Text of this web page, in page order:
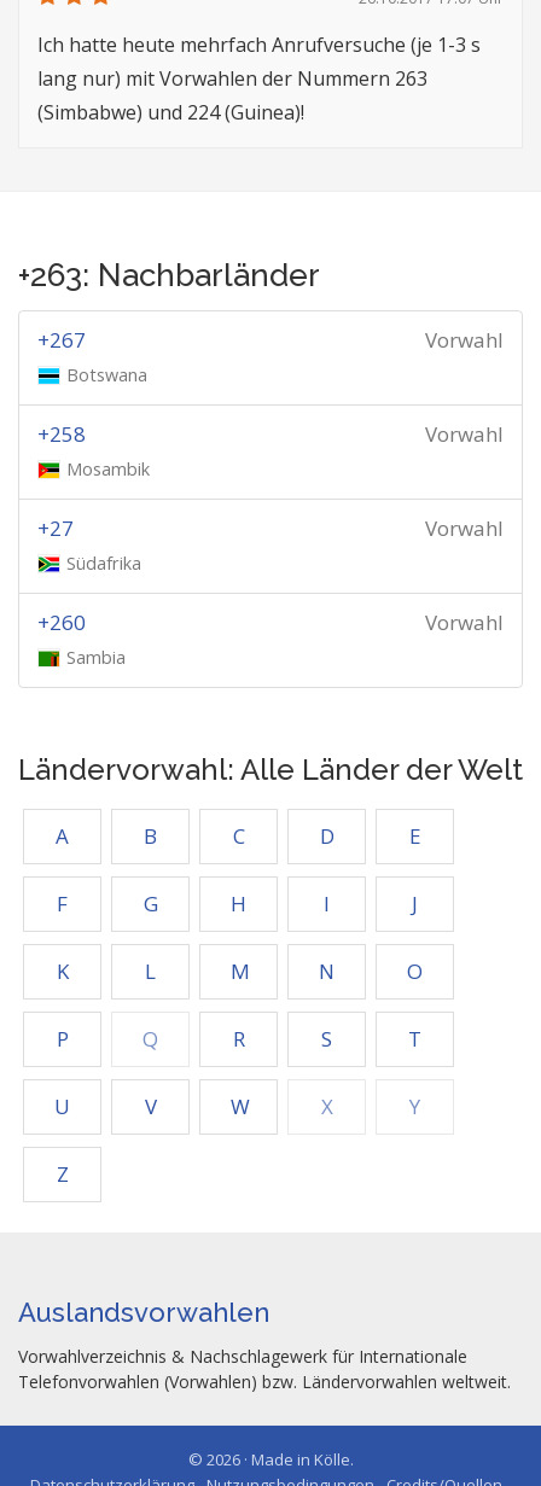
Ich hatte heute mehrfach Anrufversuche (je 1-3 s
lang nur) mit Vorwahlen der Nummern 263
(Simbabwe) und 224 (Guinea)!
+263: Nachbarländer
Vorwahl
+267
Botswana
Vorwahl
+258
Mosambik
Vorwahl
+27
Südafrika
Vorwahl
+260
Sambia
Ländervorwahl: Alle Länder der Welt
A B C D E
F G H I J
K L M N O
P Q R S T
U V W X Y
Z
Auslandsvorwahlen
Vorwahlverzeichnis & Nachschlagewerk für Internationale
Telefonvorwahlen (Vorwahlen) bzw. Ländervorwahlen weltweit.
© 2026 · Made in Kölle.